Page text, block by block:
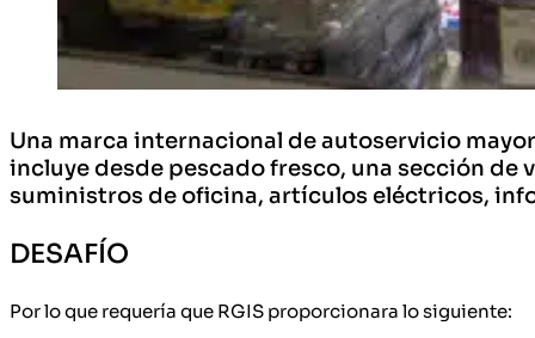
Una marca internacional de autoservicio
incluye desde pescado fresco, una sección
suministros de oficina, artículos eléctricos,
DESAFÍO
Por lo que requería que RGIS proporcionara lo siguiente: